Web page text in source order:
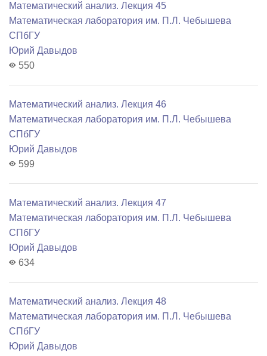
Математический анализ. Лекция 45
Математичеcкая лаборатория им. П.Л. Чебышева
СПбГУ
Юрий Давыдов
550
Математический анализ. Лекция 46
Математичеcкая лаборатория им. П.Л. Чебышева
СПбГУ
Юрий Давыдов
599
Математический анализ. Лекция 47
Математичеcкая лаборатория им. П.Л. Чебышева
СПбГУ
Юрий Давыдов
634
Математический анализ. Лекция 48
Математичеcкая лаборатория им. П.Л. Чебышева
СПбГУ
Юрий Давыдов